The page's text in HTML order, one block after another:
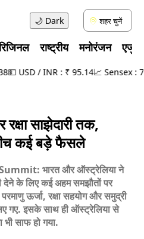
🌙 Dark शहर चुनें
राष्ट्रीय मनोरंजन
USD / INR : ₹ 95.14📈 Sensex :
साझेदारी तक,
कई बड़े फैसले
भारत और ऑस्ट्रेलिया ने
देने के लिए कई अहम समझौतों पर
ऊर्जा, रक्षा सहयोग और समुद्री
गए. इसके साथ ही ऑस्ट्रेलिया से
भी साफ हो गया.